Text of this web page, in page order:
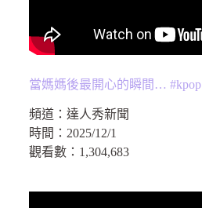
當媽媽後最開心的瞬間… #kpop
頻道： 達人秀新聞
時間： 2025/12/1
觀看數： 1,304,683